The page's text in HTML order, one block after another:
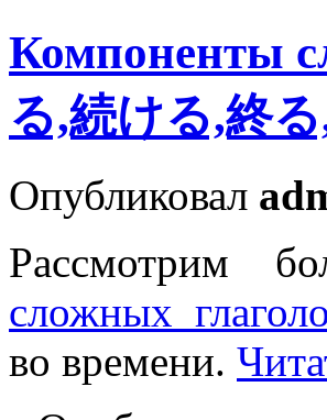
Компоненты
る,続ける,終
Опубликовал
Рассмотрим
сложных
во времени.